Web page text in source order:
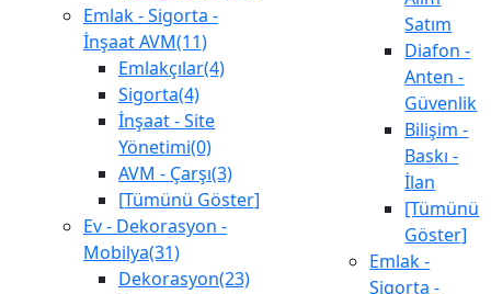
Emlak - Sigorta -
İnşaat AVM(11)
Emlakçılar(4)
Sigorta(4)
İnşaat - Site
Yönetimi(0)
AVM - Çarşı(3)
[Tümünü Göster]
Ev - Dekorasyon -
Mobilya(31)
Dekorasyon(23)
Satım
Diafon -
Anten -
Güvenlik
Bilişim -
Baskı -
İlan
[Tümünü
Göster]
Emlak -
Sigorta -